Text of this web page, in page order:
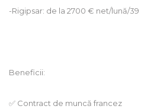
-Rigipsar: de la 2700 € net/lună/
Beneficii:
✅ Contract de muncă francez